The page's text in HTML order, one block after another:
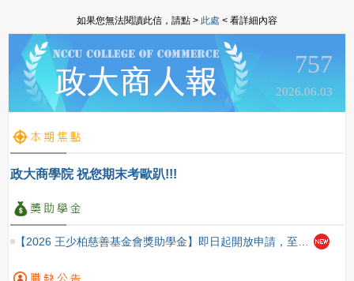
如果您無法閱讀此信，請點 > 此處 < 看詳細內容
757
2026.06.03
政大商學院 祝您期末考歐趴!!!